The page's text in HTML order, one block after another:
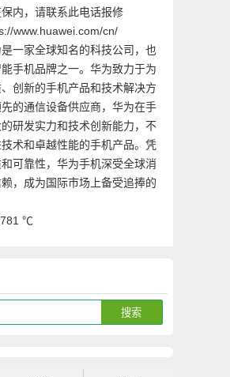
内，请联系此电话报修
www.huawei.com/cn/
一家全球知名的科技公司，也
手机品牌之一。华为致力于为
创新的手机产品和技术解决方
的通信设备供应商，华为在手
研发实力和技术创新能力，不
术和卓越性能的手机产品。凭
可靠性，华为手机深受全球消
，成为国际市场上备受追捧的
℃